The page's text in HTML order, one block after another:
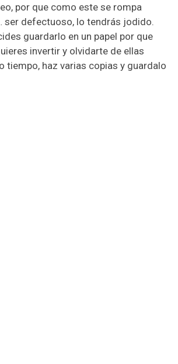
por que como este se rompa
ser defectuoso, lo tendrás jodido.
guardarlo en un papel por que
invertir y olvidarte de ellas
tiempo, haz varias copias y guardalo